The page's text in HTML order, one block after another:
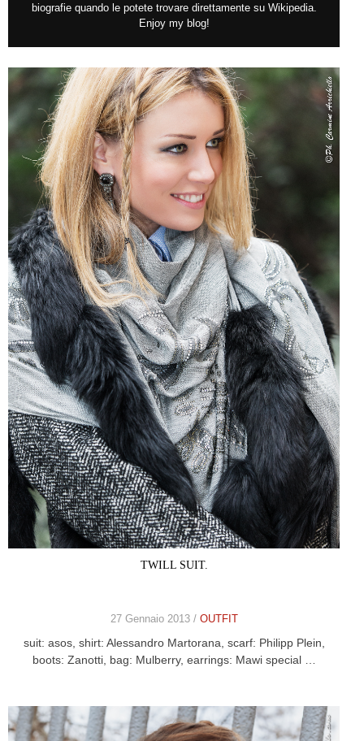
biografie quando le potete trovare direttamente su Wikipedia.
Enjoy my blog!
TWILL SUIT.
27 Gennaio 2013 / OUTFIT
suit: asos, shirt: Alessandro Martorana, scarf: Philipp Plein,
boots: Zanotti, bag: Mulberry, earrings: Mawi special …